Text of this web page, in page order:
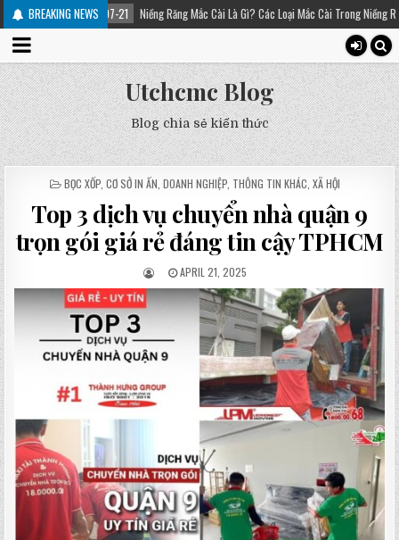
BREAKING NEWS
2025-07-21 Niềng Răng Mắc Cài Là Gì? Các Loại Mắc Cài Trong Niềng Răng – Platinum
Utchcmc Blog
Blog chia sẻ kiến thức
POSTED
BỌC XỐP CƠ SỞ IN ẤN DOANH NGHIỆP THÔNG TIN KHÁC XÃ HỘI
Top 3 dịch vụ chuyển nhà quận 9
trọn gói giá rẻ đáng tin cậy TPHCM
APRIL 21, 2025